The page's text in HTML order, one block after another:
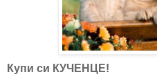
Купи си КУЧЕНЦЕ!